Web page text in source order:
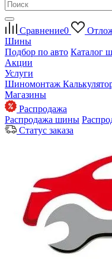
Сравнение0
Шины
Подбор по авто Каталог
Акции
Услуги
Шиномонтаж
Магазины
Распродажа
Распродажа шины
Статус заказа